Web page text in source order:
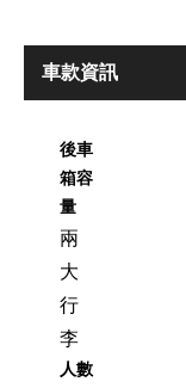
車款資訊
後車
箱容
量
兩
大
行
李
人數